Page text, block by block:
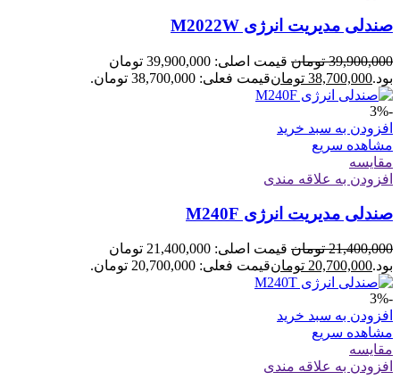
صندلی مدیریت انرژی M2022W
39,900,000 تومان
قیمت اصلی: 39,900,000 تومان
بود.38,700,000 تومانقیمت فعلی: 38,700,000 تومان.
-3%
افزودن به سبد خرید
مشاهده سریع
مقایسه
افزودن به علاقه مندی
صندلی مدیریت انرژی M240F
21,400,000 تومان
قیمت اصلی: 21,400,000 تومان
بود.20,700,000 تومانقیمت فعلی: 20,700,000 تومان.
-3%
افزودن به سبد خرید
مشاهده سریع
مقایسه
افزودن به علاقه مندی